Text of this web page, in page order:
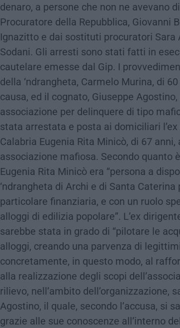
denaro, a persone che non ne avevano
Procuratore della Repubblica, Giovanni
Ignazitto e dai sostituti procuratori Sara
Sodani. Gli arresti sono stati fatti in
cautelare emesse dal Gip. I
della ‘ndrangheta, Carmelo Murina, di
causa, ed il cognato, Giuseppe
associazione per delinquere di tipo
stata arrestata e posta ai domiciliari
Calabria Eugenia Rita Minicò, di 67
associazione mafiosa. Secondo quanto
Eugenia Rita Minicò era “persona a
‘ndrangheta di Archi e di Santa
particolare finanziaria, e con un ruolo
alloggi di edilizia popolare”. L’ex
sarebbe stata in grado di “pilotare le
alloggi, creando una parvenza di
concretamente, in questo modo, al
alla realizzazione degli scopi
rilievo, nell’ambito dell’organizzazione,
Agostino, il quale, secondo l’accusa, si
grazie alle sue conoscenze all’interno